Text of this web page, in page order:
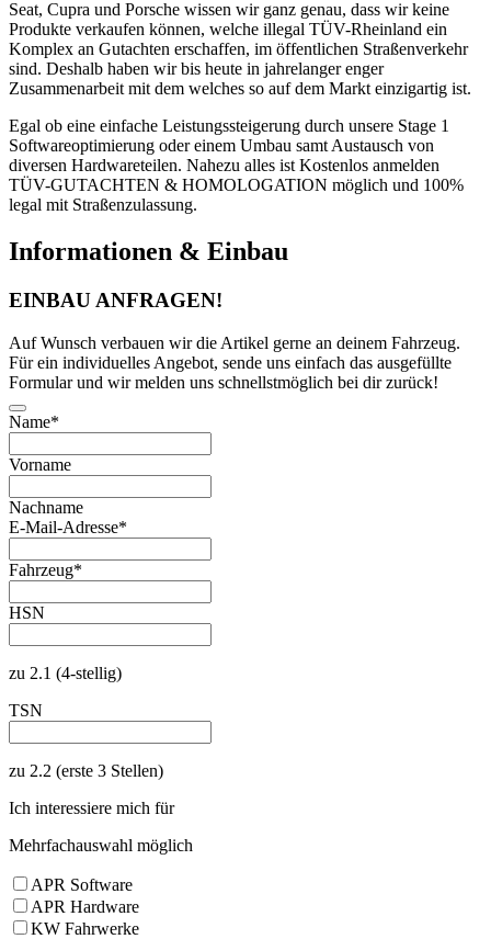
Seat, Cupra und Porsche wissen wir ganz genau, dass wir keine
Produkte verkaufen können, welche illegal TÜV-Rheinland ein
Komplex an Gutachten erschaffen, im öffentlichen Straßenverkehr
sind. Deshalb haben wir bis heute in jahrelanger enger
Zusammenarbeit mit dem welches so auf dem Markt einzigartig ist.
Egal ob eine einfache Leistungssteigerung durch unsere Stage 1
Softwareoptimierung oder einem Umbau samt Austausch von
diversen Hardwareteilen. Nahezu alles ist Kostenlos anmelden
TÜV-GUTACHTEN & HOMOLOGATION möglich und 100%
legal mit Straßenzulassung.
Informationen & Einbau
EINBAU ANFRAGEN!
Auf Wunsch verbauen wir die Artikel gerne an deinem Fahrzeug.
Für ein individuelles Angebot, sende uns einfach das ausgefüllte
Formular und wir melden uns schnellstmöglich bei dir zurück!
Name*
Vorname
Nachname
E-Mail-Adresse*
Fahrzeug*
HSN
zu 2.1 (4-stellig)
TSN
zu 2.2 (erste 3 Stellen)
Ich interessiere mich für
Mehrfachauswahl möglich
APR Software
APR Hardware
KW Fahrwerke